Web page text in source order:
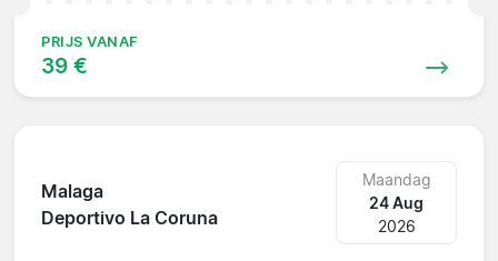
PRIJS VANAF
39 €
Malaga
Deportivo La Coruna
Maandag
24 Aug
2026